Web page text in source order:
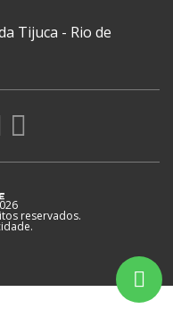
Tijuca - Rio de
reservados.
.